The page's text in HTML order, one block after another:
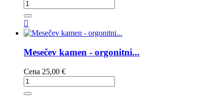

Mesečev kamen - orgonitni...
Cena 25,00 €